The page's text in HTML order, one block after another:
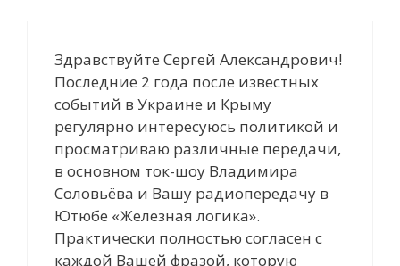
Здравствуйте Сергей Александрович!
Последние 2 года после известных
событий в Украине и Крыму
регулярно интересуюсь политикой и
просматриваю различные передачи,
в основном ток-шоу Владимира
Соловьёва и Вашу радиопередачу в
Ютюбе «Железная логика».
Практически полностью согласен с
каждой Вашей фразой, которую